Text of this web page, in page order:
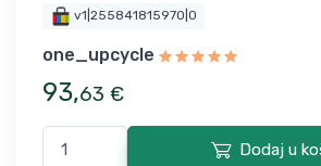
v1|255841815970|0
one_upcycle
93,63 €
Dodaj u